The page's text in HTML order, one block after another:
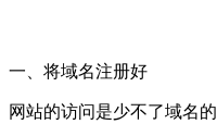
一、将域名注册好
网站的访问是少不了域名